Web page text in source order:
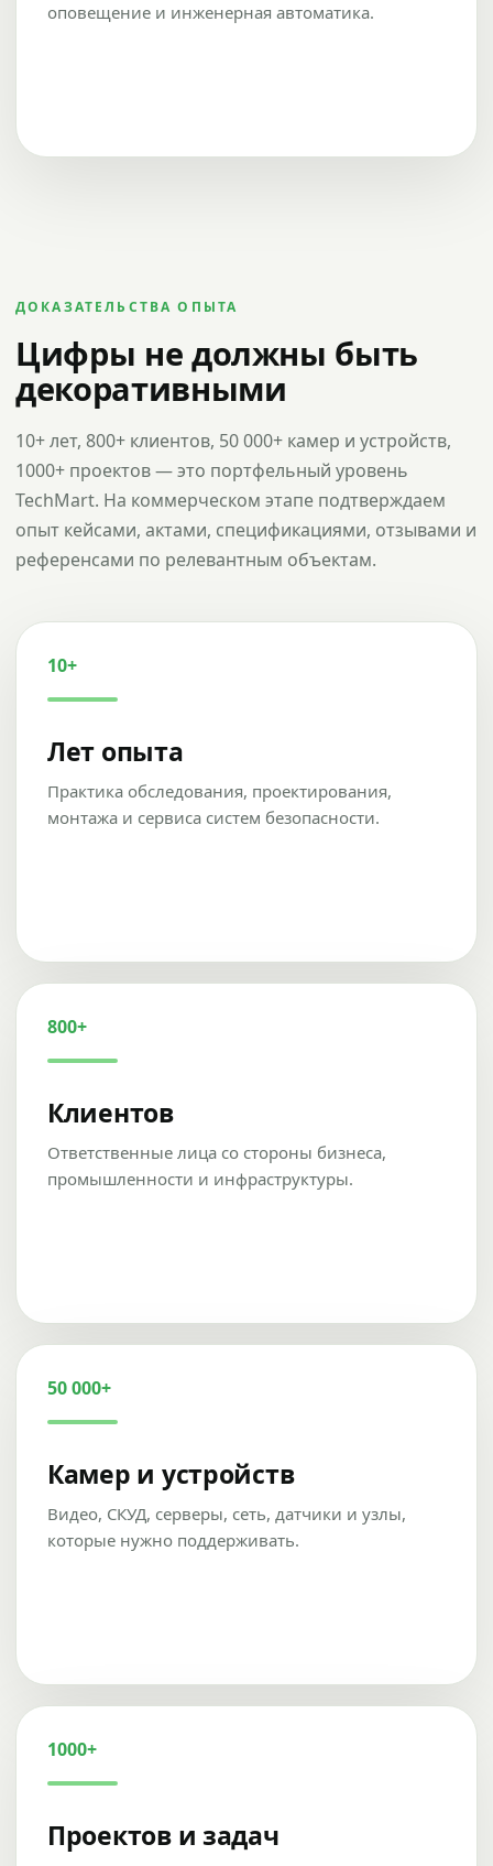
оповещение и инженерная автоматика.
ДОКАЗАТЕЛЬСТВА ОПЫТА
Цифры не должны быть
декоративными
10+ лет, 800+ клиентов, 50 000+ камер и устройств,
1000+ проектов — это портфельный уровень
TechMart. На коммерческом этапе подтверждаем
опыт кейсами, актами, спецификациями, отзывами и
референсами по релевантным объектам.
10+
Лет опыта
Практика обследования, проектирования,
монтажа и сервиса систем безопасности.
800+
Клиентов
Ответственные лица со стороны бизнеса,
промышленности и инфраструктуры.
50 000+
Камер и устройств
Видео, СКУД, серверы, сеть, датчики и узлы,
которые нужно поддерживать.
1000+
Проектов и задач